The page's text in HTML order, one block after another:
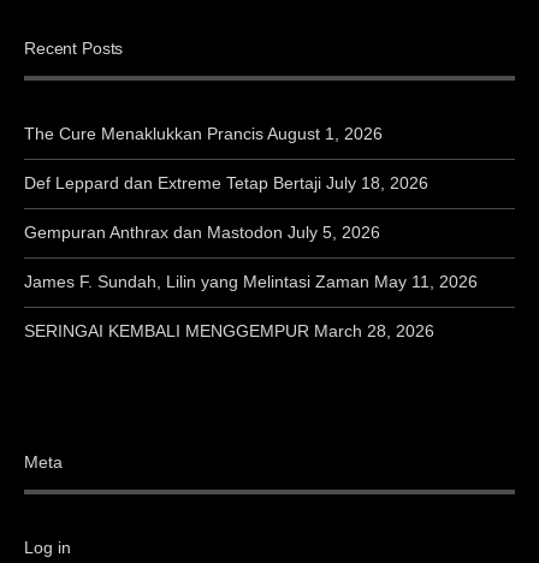
Recent Posts
The Cure Menaklukkan Prancis August 1, 2026
Def Leppard dan Extreme Tetap Bertaji July 18, 2026
Gempuran Anthrax dan Mastodon July 5, 2026
James F. Sundah, Lilin yang Melintasi Zaman May 11, 2026
SERINGAI KEMBALI MENGGEMPUR March 28, 2026
Meta
Log in